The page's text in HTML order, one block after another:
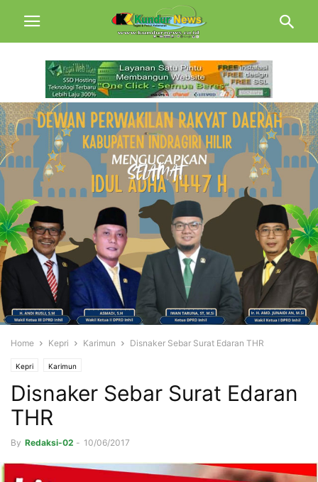
Home Kepri Karimun Disnaker Sebar Surat Edaran THR
Kepri Karimun
Disnaker Sebar Surat Edaran
THR
By Redaksi-02 - 10/06/2017